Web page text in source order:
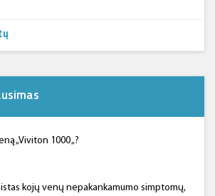
„Viviton 1000 „?
kojų venų nepakankamumo simptomų,